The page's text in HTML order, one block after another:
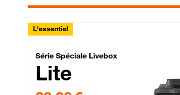
L'essentiel
Série Spéciale
Série Spéciale Livebox
Lite
29,99 € par mois , Engagement 12 mois